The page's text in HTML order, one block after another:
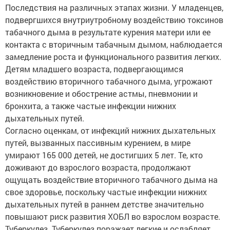
Последствия на различных этапах жизни. У младенцев,
подвергшихся внутриутробному воздействию токсинов
табачного дыма в результате курения матери или ее
контакта с вторичным табачным дымом, наблюдается
замедление роста и функционального развития легких.
Детям младшего возраста, подвергающимся
воздействию вторичного табачного дыма, угрожают
возникновение и обострение астмы, пневмонии и
бронхита, а также частые инфекции нижних
дыхательных путей.
Согласно оценкам, от инфекций нижних дыхательных
путей, вызванных пассивным курением, в мире
умирают 165 000 детей, не достигших 5 лет. Те, кто
доживают до взрослого возраста, продолжают
ощущать воздействие вторичного табачного дыма на
свое здоровье, поскольку частые инфекции нижних
дыхательных путей в раннем детстве значительно
повышают риск развития ХОБЛ во взрослом возрасте.